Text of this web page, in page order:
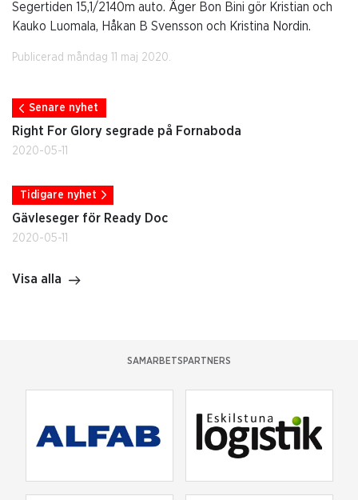
Segertiden 15,1/2140m auto. Äger Bon Bini gör Kristian och
Kauko Luomala, Håkan B Svensson och Kristina Nordin.
Publicerad måndag 11 maj 2020.
Senare nyhet
Right For Glory segrade på Fornaboda
2020-05-11
Tidigare nyhet
Gävleseger för Ready Doc
2020-05-11
Visa alla
SAMARBETSPARTNERS